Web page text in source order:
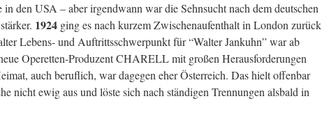
den USA – aber irgendwann war die Sehnsucht nach dem deutschen
1924 ging es nach kurzem Zwischenaufenthalt in London zurück
Lebens- und Auftrittsschwerpunkt für “Walter Jankuhn” war ab
Operetten-Produzent CHARELL mit großen Herausforderungen
auch beruflich, war dagegen eher Österreich. Das hielt offenbar
nicht ewig aus und löste sich nach ständigen Trennungen alsbald in